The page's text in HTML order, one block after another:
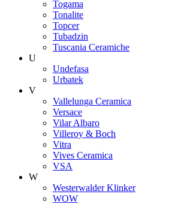
Togama
Tonalite
Topcer
Tubadzin
Tuscania Ceramiche
U
Undefasa
Urbatek
V
Vallelunga Ceramica
Versace
Vilar Albaro
Villeroy & Boch
Vitra
Vives Ceramica
VSA
W
Westerwalder Klinker
WOW